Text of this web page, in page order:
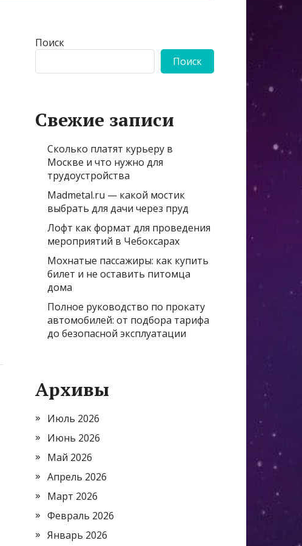
Поиск
Поиск
Свежие записи
Сколько платят курьеру в
Москве и что нужно для
трудоустройства
Madmetal.ru — какой мостик
выбрать для дачи через пруд
Лофт как формат для проведения
мероприятий в Чебоксарах
Мохнатые пассажиры: как купить
билет и не оставить питомца
дома
Полное руководство по прокату
автомобилей: от подбора тарифа
до безопасной эксплуатации
Архивы
Июль 2026
Июнь 2026
Май 2026
Апрель 2026
Март 2026
Февраль 2026
Январь 2026